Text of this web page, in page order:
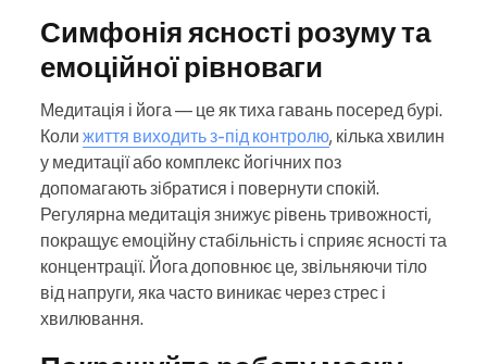
Симфонія ясності розуму та
емоційної рівноваги
Медитація і йога — це як тиха гавань посеред бурі.
Коли життя виходить з-під контролю, кілька хвилин
у медитації або комплекс йогічних поз
допомагають зібратися і повернути спокій.
Регулярна медитація знижує рівень тривожності,
покращує емоційну стабільність і сприяє ясності та
концентрації. Йога доповнює це, звільняючи тіло
від напруги, яка часто виникає через стрес і
хвилювання.